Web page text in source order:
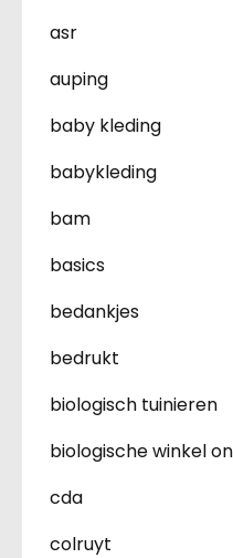
asr
auping
baby kleding
babykleding
bam
basics
bedankjes
bedrukt
biologisch tuinieren
biologische winkel
cda
colruyt